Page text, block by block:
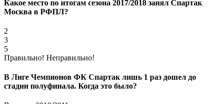
Какое место по итогам сезона 2017/2018 занял Спартак
Москва в РФПЛ?
2
3
5
Правильно! Неправильно!
В Лиге Чемпионов ФК Спартак лишь 1 раз дошел до
стадии полуфинала. Когда это было?